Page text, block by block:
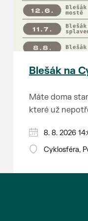
Blešák na
Máte doma
které už
Chcete se
zbytečně leží
Anebo byste
Prodejce
8. 8. 2026
Cyklosféra,